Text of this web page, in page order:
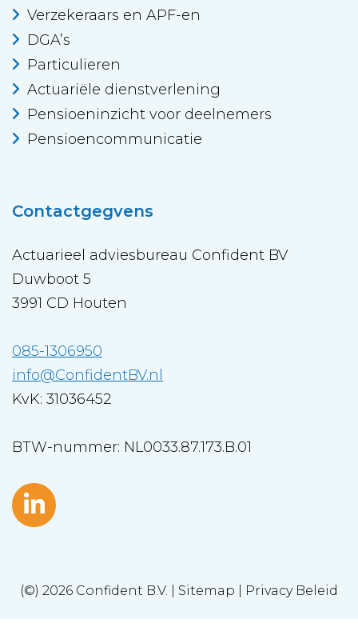
Verzekeraars en APF-en
DGA’s
Particulieren
Actuariële dienstverlening
Pensioeninzicht voor deelnemers
Pensioencommunicatie
Contactgegvens
Actuarieel adviesbureau Confident BV
Duwboot 5
3991 CD Houten
085-1306950
info@ConfidentBV.nl
KvK: 31036452
BTW-nummer: NL0033.87.173.B.01
(©) 2026 Confident B.V. Sitemap Privacy Beleid